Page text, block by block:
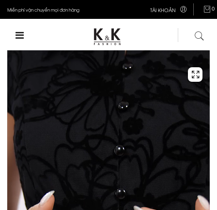
Miễn phí vận chuyển mọi đơn hàng TÀI KHOẢN 0